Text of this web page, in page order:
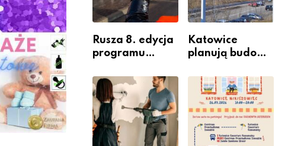
Rusza 8. edycja
programu
Miastem
Fachowców” –
nabór dla
przedsiębiorców
Katowice
planują budowę
przesiadkoweg
o w Podlesiu